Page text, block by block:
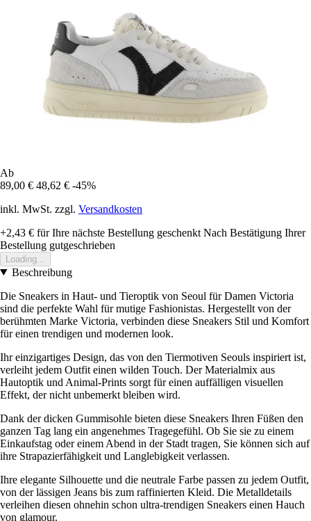
Ab
89,00 € 48,62 € -45%
inkl. MwSt. zzgl. Versandkosten
+2,43 € für Ihre nächste Bestellung geschenkt Nach Bestätigung Ihrer
Bestellung gutgeschrieben
Loading...
Beschreibung
Die Sneakers in Haut- und Tieroptik von Seoul für Damen Victoria
sind die perfekte Wahl für mutige Fashionistas. Hergestellt von der
berühmten Marke Victoria, verbinden diese Sneakers Stil und Komfort
für einen trendigen und modernen look.
Ihr einzigartiges Design, das von den Tiermotiven Seouls inspiriert ist,
verleiht jedem Outfit einen wilden Touch. Der Materialmix aus
Hautoptik und Animal-Prints sorgt für einen auffälligen visuellen
Effekt, der nicht unbemerkt bleiben wird.
Dank der dicken Gummisohle bieten diese Sneakers Ihren Füßen den
ganzen Tag lang ein angenehmes Tragegefühl. Ob Sie sie zu einem
Einkaufstag oder einem Abend in der Stadt tragen, Sie können sich auf
ihre Strapazierfähigkeit und Langlebigkeit verlassen.
Ihre elegante Silhouette und die neutrale Farbe passen zu jedem Outfit,
von der lässigen Jeans bis zum raffinierten Kleid. Die Metalldetails
verleihen diesen ohnehin schon ultra-trendigen Sneakers einen Hauch
von glamour.